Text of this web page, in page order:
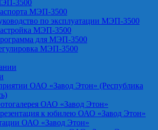
3500
МЭП-3500
по эксплуатации МЭП-3500
МЭП-3500
для МЭП-3500
МЭП-3500
ОАО «Завод Этон» (Республика
ОАО «Завод Этон»
к юбилею ОАО «Завод Этон»
ОАО «Завод Этон»